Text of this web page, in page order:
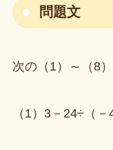
問題文
次の（1）～（8
（1）3－24÷（